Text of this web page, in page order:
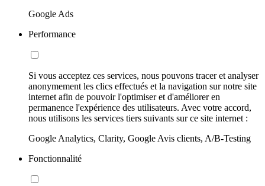
Google Ads
Performance
Si vous acceptez ces services, nous pouvons tracer et analyser
anonymement les clics effectués et la navigation sur notre site
internet afin de pouvoir l'optimiser et d'améliorer en
permanence l'expérience des utilisateurs. Avec votre accord,
nous utilisons les services tiers suivants sur ce site internet :
Google Analytics, Clarity, Google Avis clients, A/B-Testing
Fonctionnalité